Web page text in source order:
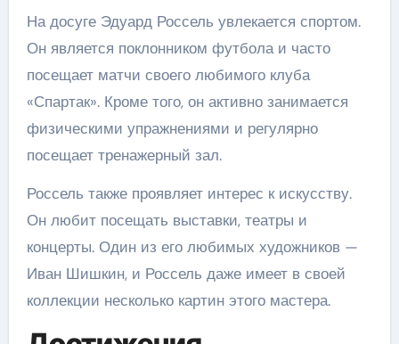
На досуге Эдуард Россель увлекается спортом.
Он является поклонником футбола и часто
посещает матчи своего любимого клуба
«Спартак». Кроме того, он активно занимается
физическими упражнениями и регулярно
посещает тренажерный зал.
Россель также проявляет интерес к искусству.
Он любит посещать выставки, театры и
концерты. Один из его любимых художников —
Иван Шишкин, и Россель даже имеет в своей
коллекции несколько картин этого мастера.